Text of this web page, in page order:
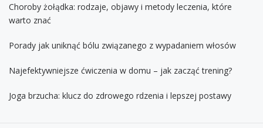
Choroby żołądka: rodzaje, objawy i metody leczenia, które
warto znać
Porady jak uniknąć bólu związanego z wypadaniem włosów
Najefektywniejsze ćwiczenia w domu – jak zacząć trening?
Joga brzucha: klucz do zdrowego rdzenia i lepszej postawy